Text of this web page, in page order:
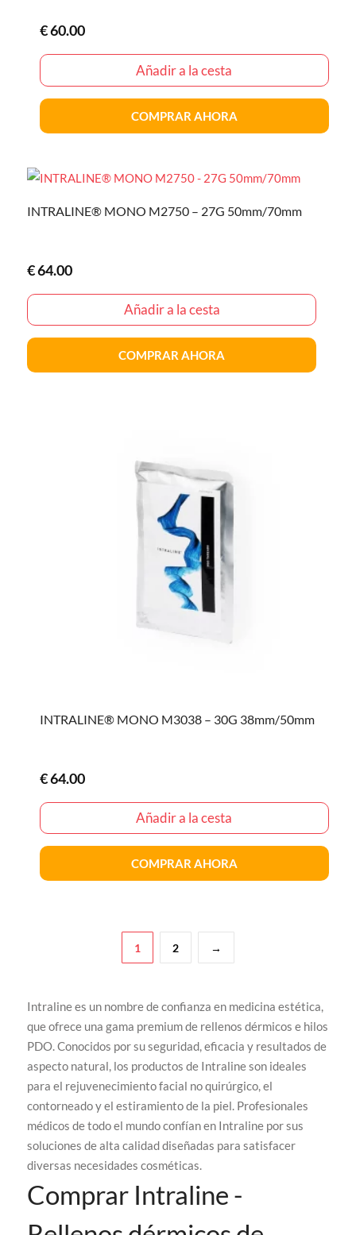
€60.00
Añadir a la cesta
COMPRAR AHORA
INTRALINE® MONO M2750 – 27G 50mm/70mm
€64.00
Añadir a la cesta
COMPRAR AHORA
INTRALINE® MONO M3038 – 30G 38mm/50mm
€64.00
Añadir a la cesta
COMPRAR AHORA
1 2 →
Intraline es un nombre de confianza en medicina estética,
que ofrece una gama premium de rellenos dérmicos e hilos
PDO. Conocidos por su seguridad, eficacia y resultados de
aspecto natural, los productos de Intraline son ideales
para el rejuvenecimiento facial no quirúrgico, el
contorneado y el estiramiento de la piel. Profesionales
médicos de todo el mundo confían en Intraline por sus
soluciones de alta calidad diseñadas para satisfacer
diversas necesidades cosméticas.
Comprar Intraline -